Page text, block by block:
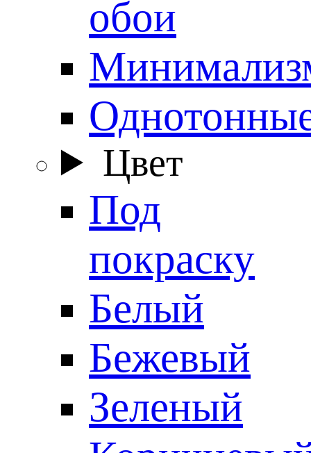
обои
Цвет
Под
покраску
Белый
Бежевый
Зеленый